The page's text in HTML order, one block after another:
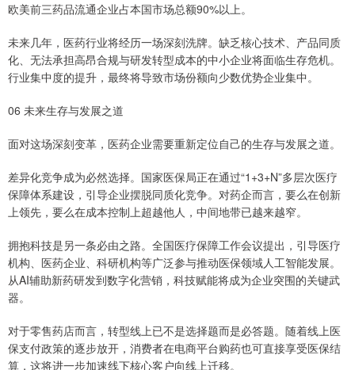
欧美前三药品流通企业占本国市场总额90%以上。
未来几年，医药行业将经历一场深刻洗牌。缺乏核心技术、产品同质
化、无法承担高昂合规与研发转型成本的中小企业将面临生存危机。
行业集中度的提升，最终将导致市场份额向少数优势企业集中。
06 未来生存与发展之道
面对这场深刻变革，医药企业需要重新定位自己的生存与发展之道。
差异化竞争成为必然选择。国家医保局正在通过“1+3+N”多层次医疗
保障体系建设，引导企业摆脱同质化竞争。对药企而言，要么在创新
上领先，要么在成本控制上超越他人，中间地带已越来越窄。
拥抱科技是另一条必由之路。全国医疗保障工作会议提出，引导医疗
机构、医药企业、科研机构等广泛参与推动医保领域人工智能发展。
从AI辅助新药研发到数字化营销，科技赋能将成为企业突围的关键武
器。
对于零售药店而言，转型线上已不是选择题而是必答题。随着线上医
保支付政策的逐步放开，消费者在电商平台购药也可直接享受医保结
算，这将进一步加速线下核心客户向线上迁移。